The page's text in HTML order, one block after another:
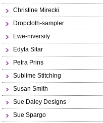
Christine Mirecki
Dropcloth-sampler
Ewe-niversity
Edyta Sitar
Petra Prins
Sublime Stitching
Susan Smith
Sue Daley Designs
Sue Spargo